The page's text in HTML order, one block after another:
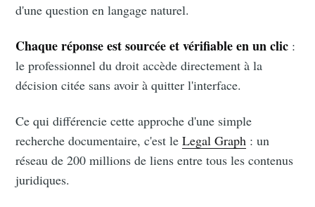
d'une question en langage naturel.
Chaque réponse est sourcée et vérifiable en un clic :
le professionnel du droit accède directement à la
décision citée sans avoir à quitter l'interface.
Ce qui différencie cette approche d'une simple
recherche documentaire, c'est leLegal Graph : un
réseau de 200 millions de liens entre tous les contenus
juridiques.